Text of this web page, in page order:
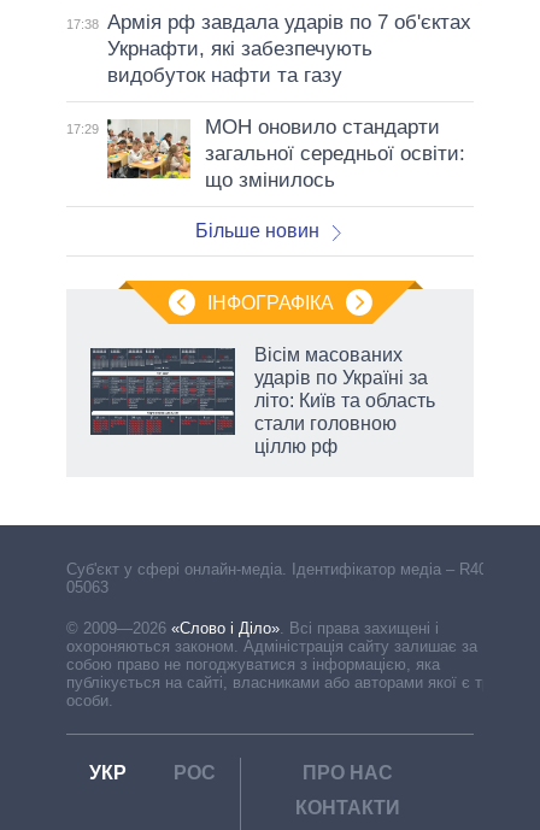
17:38 Армія рф завдала ударів по 7 об'єктах
Укрнафти, які забезпечують
видобуток нафти та газу
17:29
МОН оновило стандарти
загальної середньої освіти:
що змінилось
Більше новин
ІНФОГРАФІКА
Вісім масованих
ударів по Україні за
літо: Київ та область
стали головною
ціллю рф
Cуб'єкт у сфері онлайн-медіа. Ідентифікатор медіа – R40-
05063
© 2009—2026 «Слово і Діло». Всі права захищені і
охороняються законом. Адміністрація сайту залишає за
собою право не погоджуватися з інформацією, яка
публікується на сайті, власниками або авторами якої є треті
особи.
УКР РОС
ПРО НАС
КОНТАКТИ